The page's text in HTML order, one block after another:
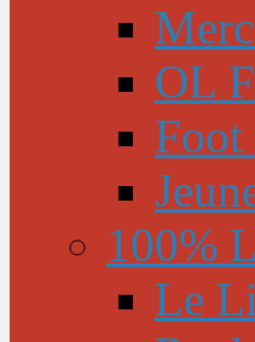
OL
Foot
100%
Le